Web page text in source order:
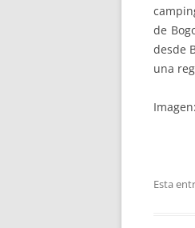
de
desde
una
Imagen:
Esta